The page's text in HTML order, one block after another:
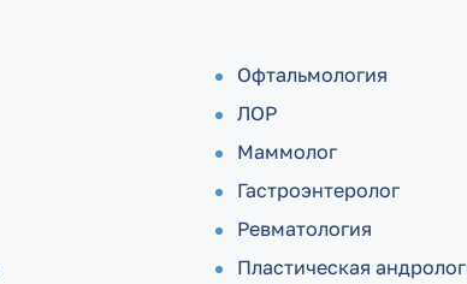
Офтальмология
ЛОР
Маммолог
Гастроэнтеролог
Ревматология
Пластическая